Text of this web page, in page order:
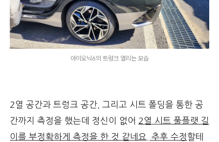
아이오닉6의 트렁크 열리는 모습
2열 공간과 트렁크 공간, 그리고 시트 폴딩을 통한 공
간까지 측정을 했는데 정신이 없어 2열 시트 풀플랫 길
이를 부정확하게 측정을 한 것 같네요. 추후 수정할테